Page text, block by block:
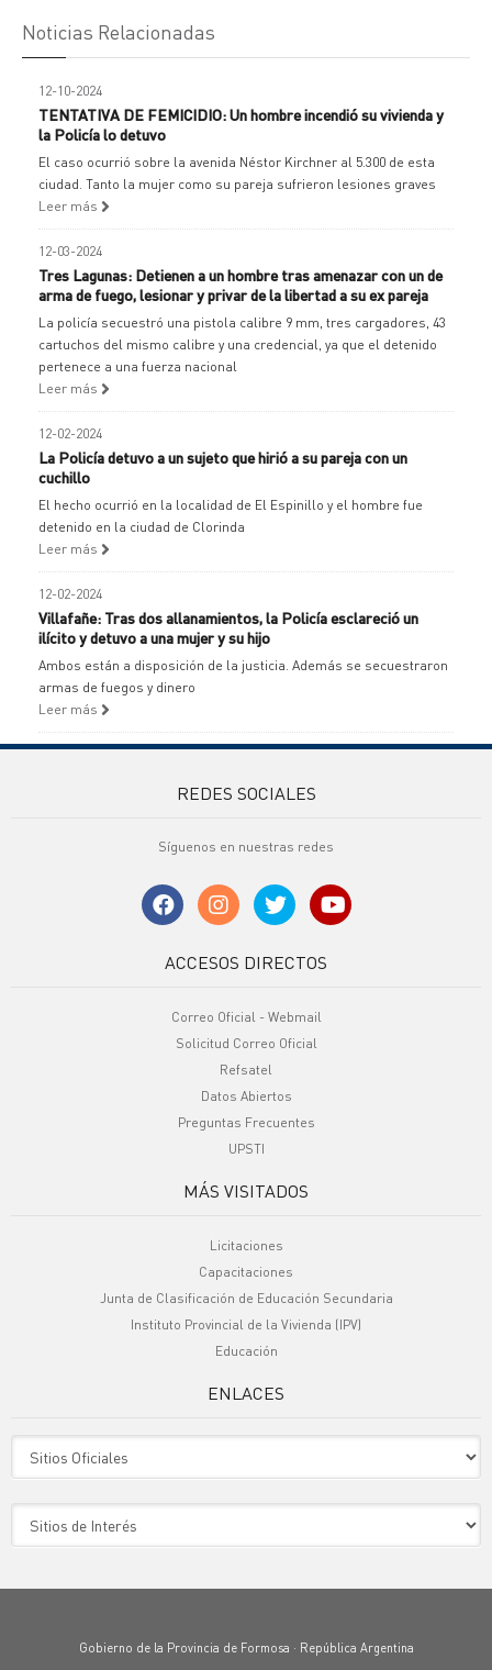
Noticias Relacionadas
12-10-2024
TENTATIVA DE FEMICIDIO: Un hombre incendió su vivienda y
la Policía lo detuvo
El caso ocurrió sobre la avenida Néstor Kirchner al 5.300 de esta
ciudad. Tanto la mujer como su pareja sufrieron lesiones graves
Leer más
12-03-2024
Tres Lagunas: Detienen a un hombre tras amenazar con un de
arma de fuego, lesionar y privar de la libertad a su ex pareja
La policía secuestró una pistola calibre 9 mm, tres cargadores, 43
cartuchos del mismo calibre y una credencial, ya que el detenido
pertenece a una fuerza nacional
Leer más
12-02-2024
La Policía detuvo a un sujeto que hirió a su pareja con un
cuchillo
El hecho ocurrió en la localidad de El Espinillo y el hombre fue
detenido en la ciudad de Clorinda
Leer más
12-02-2024
Villafañe: Tras dos allanamientos, la Policía esclareció un
ilícito y detuvo a una mujer y su hijo
Ambos están a disposición de la justicia. Además se secuestraron
armas de fuegos y dinero
Leer más
REDES SOCIALES
Síguenos en nuestras redes
ACCESOS DIRECTOS
Correo Oficial - Webmail
Solicitud Correo Oficial
Refsatel
Datos Abiertos
Preguntas Frecuentes
UPSTI
MÁS VISITADOS
Licitaciones
Capacitaciones
Junta de Clasificación de Educación Secundaria
Instituto Provincial de la Vivienda (IPV)
Educación
ENLACES
Gobierno de la Provincia de Formosa · República Argentina